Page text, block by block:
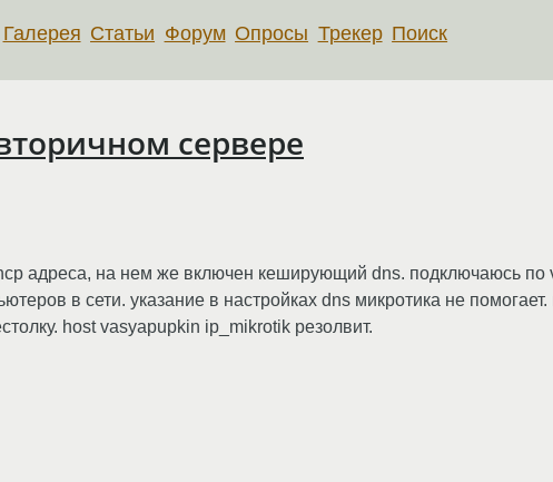
Галерея Статьи Форум Опросы Трекер Поиск
сервере
адреса, на нем же включен кеширующий dns. подключаюсь по
в сети. указание в настройках dns микротика не
host vasyapupkin ip_mikrotik резолвит.